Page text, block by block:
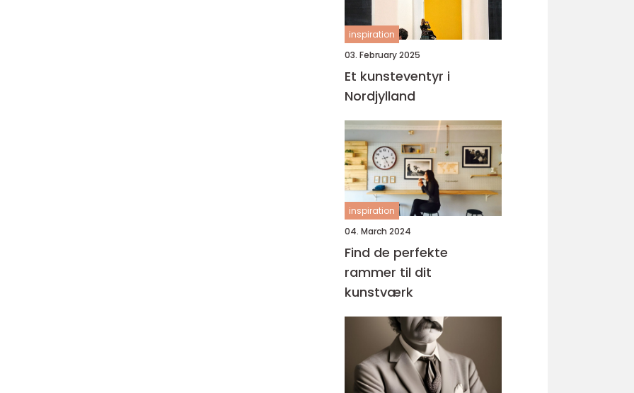
inspiration
03. February 2025
Et kunsteventyr i
Nordjylland
inspiration
04. March 2024
Find de perfekte
rammer til dit
kunstværk